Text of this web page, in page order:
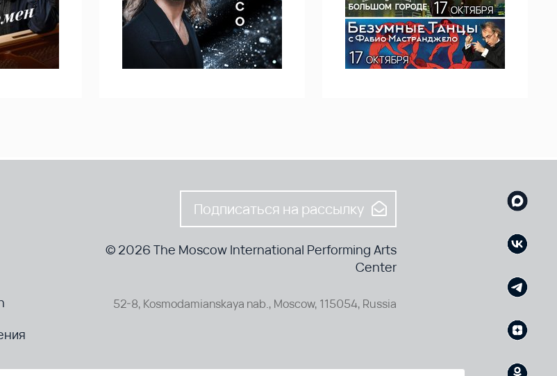
Подписаться на рассылку
© 2026 The Moscow International Performing Arts
Center
52-8, Kosmodamianskaya nab., Moscow, 115054, Russia